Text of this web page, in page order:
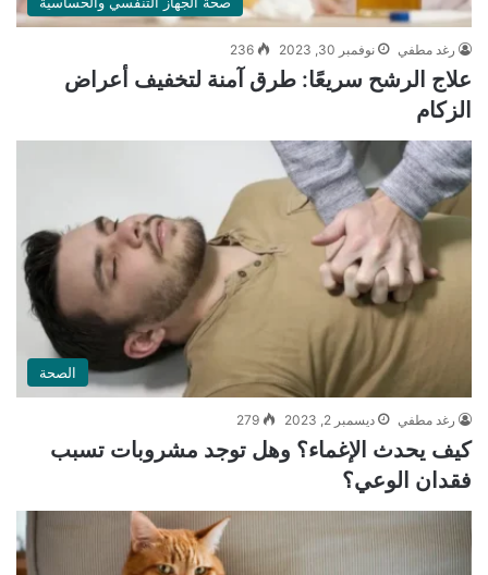
رغد مطفي نوفمبر 30, 2023 236
علاج الرشح سريعًا: طرق آمنة لتخفيف أعراض
الزكام
الصحة
رغد مطفي ديسمبر 2, 2023 279
كيف يحدث الإغماء؟ وهل توجد مشروبات تسبب
فقدان الوعي؟